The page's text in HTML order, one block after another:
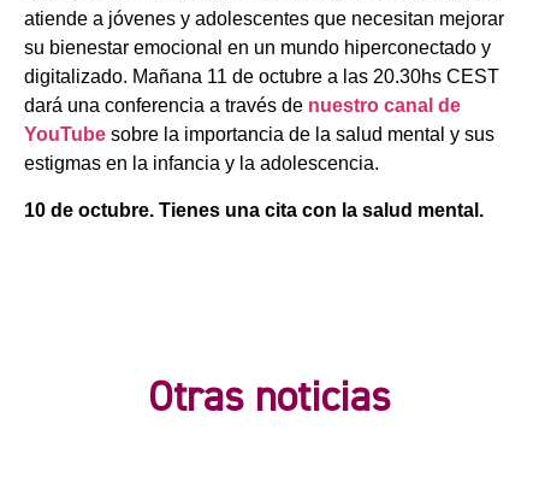
atiende a jóvenes y adolescentes que necesitan mejorar
su bienestar emocional en un mundo hiperconectado y
digitalizado. Mañana 11 de octubre a las 20.30hs CEST
dará una conferencia a través de nuestro canal de
YouTube sobre la importancia de la salud mental y sus
estigmas en la infancia y la adolescencia.
10 de octubre. Tienes una cita con la salud mental.
Otras noticias